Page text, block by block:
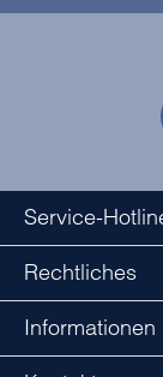
Service-
Rechtliches
Informationen